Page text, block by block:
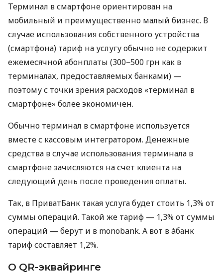
Терминал в смартфоне ориентирован на
мобильный и преимущественно малый бизнес. В
случае использования собственного устройства
(смартфона) тариф на услугу обычно не содержит
ежемесячной абонплаты (300−500 грн как в
терминалах, предоставляемых банками) —
поэтому с точки зрения расходов «терминал в
смартфоне» более экономичен.
Обычно терминал в смартфоне используется
вместе с кассовым интегратором. Денежные
средства в случае использования терминала в
смартфоне зачисляются на счет клиента на
следующий день после проведения оплаты.
Так, в ПриватБанк такая услуга будет стоить 1,3% от
суммы операций. Такой же тариф — 1,3% от суммы
операций — берут и в monobank. А вот в àбанк
тариф составляет 1,2%.
О QR-эквайринге